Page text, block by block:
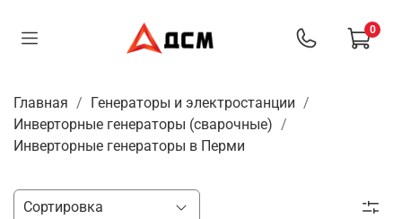
0
Главная
Генераторы и электростанции
Инверторные генераторы (сварочные)
Инверторные генераторы в Перми